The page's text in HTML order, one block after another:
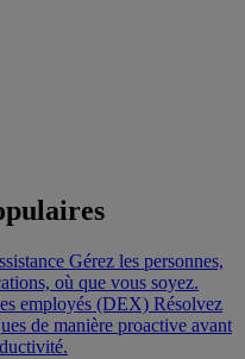
Gérez les personnes,
où que vous soyez.
employés (DEX) Résolvez
de manière proactive avant